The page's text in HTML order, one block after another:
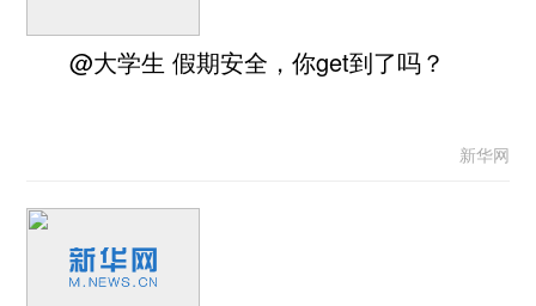
@大学生 假期安全，你get到了吗？
新华网